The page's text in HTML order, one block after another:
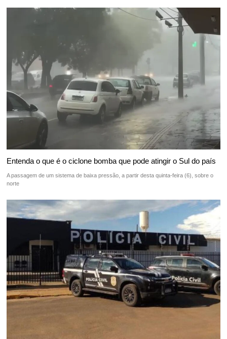
Entenda o que é o ciclone bomba que pode atingir o Sul do país
A passagem de um sistema de baixa pressão, a partir desta quinta-feira (6), sobre o
norte